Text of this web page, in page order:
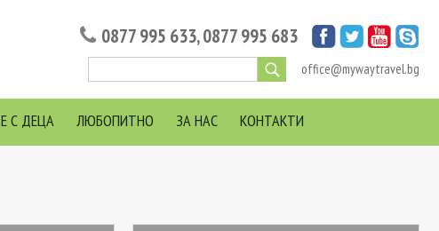
0877 995 633,0877 995 683
office@mywaytravel.bg
С ДЕЦА ЛЮБОПИТНО ЗА НАС КОНТАКТИ